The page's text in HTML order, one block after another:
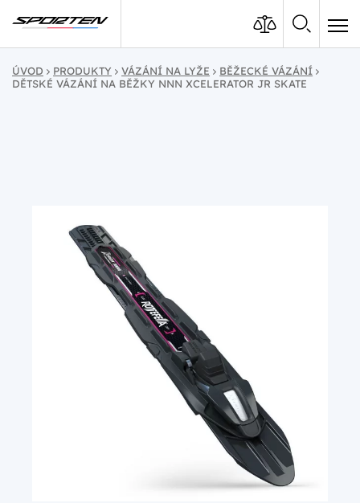
ÚVOD PRODUKTY VÁZÁNÍ NA LYŽE
BĚŽECKÉ VÁZÁNÍ
DĚTSKÉ VÁZÁNÍ NA BĚŽKY NNN XCELERATOR JR SKATE